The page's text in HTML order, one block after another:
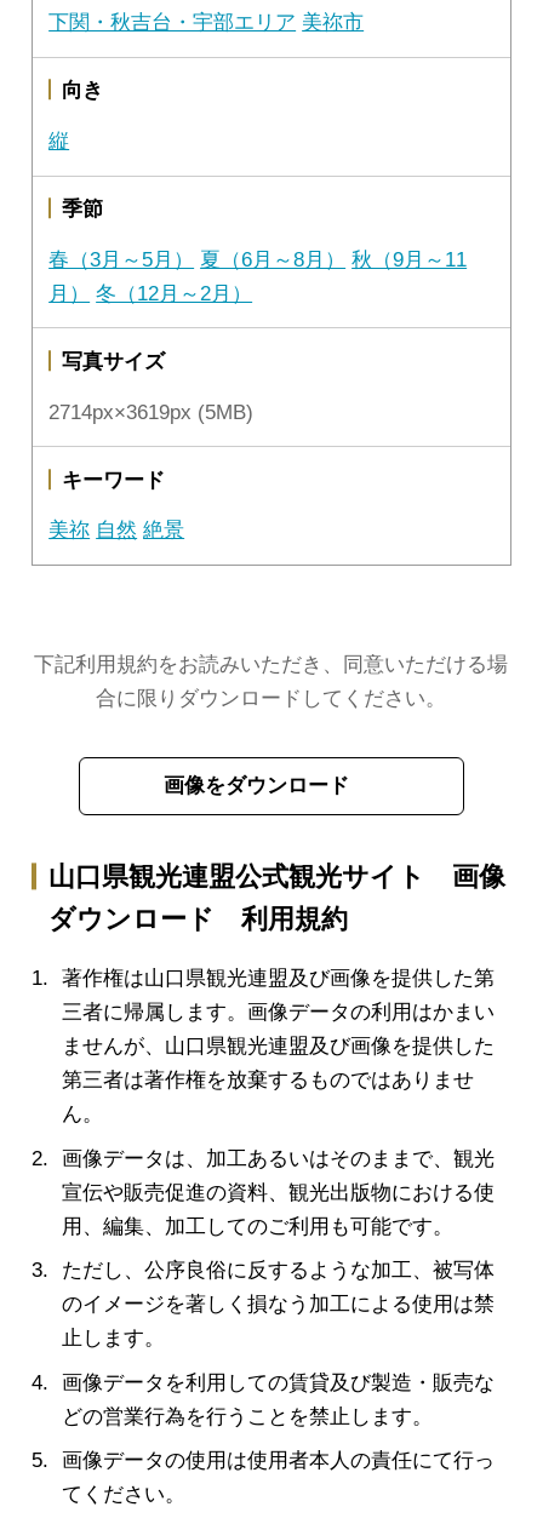
下関・秋吉台・宇部エリア 美祢市
向き
縦
季節
春（3月～5月） 夏（6月～8月）
秋（9月～11
月）
冬（12月～2月）
写真サイズ
2714px×3619px (5MB)
キーワード
美祢 自然 絶景
下記利用規約をお読みいただき、同意いただける場
合に限りダウンロードしてください。
画像をダウンロード
山口県観光連盟公式観光サイト 画像
ダウンロード 利用規約
著作権は山口県観光連盟及び画像を提供した第
三者に帰属します。画像データの利用はかまい
ませんが、山口県観光連盟及び画像を提供した
第三者は著作権を放棄するものではありませ
ん。
画像データは、加工あるいはそのままで、観光
宣伝や販売促進の資料、観光出版物における使
用、編集、加工してのご利用も可能です。
ただし、公序良俗に反するような加工、被写体
のイメージを著しく損なう加工による使用は禁
止します。
画像データを利用しての賃貸及び製造・販売な
どの営業行為を行うことを禁止します。
画像データの使用は使用者本人の責任にて行っ
てください。